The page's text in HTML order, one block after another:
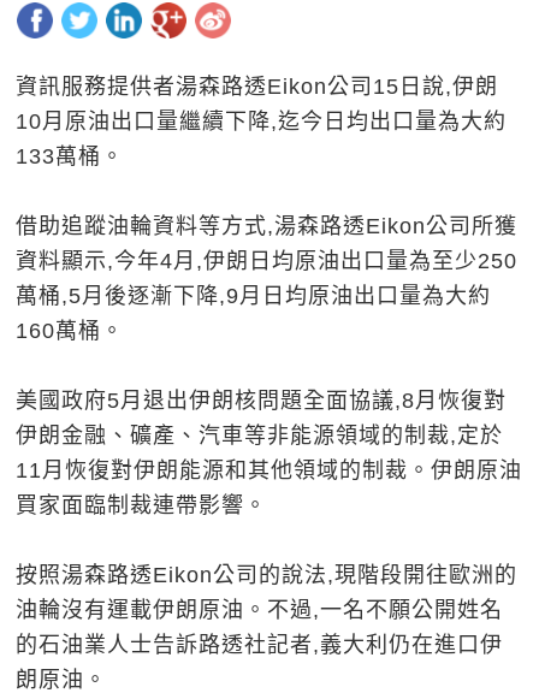
資訊服務提供者湯森路透Eikon公司15日說,伊朗
10月原油出口量繼續下降,迄今日均出口量為大約
133萬桶。
借助追蹤油輪資料等方式,湯森路透Eikon公司所獲
資料顯示,今年4月,伊朗日均原油出口量為至少250
萬桶,5月後逐漸下降,9月日均原油出口量為大約
160萬桶。
美國政府5月退出伊朗核問題全面協議,8月恢復對
伊朗金融、礦產、汽車等非能源領域的制裁,定於
11月恢復對伊朗能源和其他領域的制裁。伊朗原油
買家面臨制裁連帶影響。
按照湯森路透Eikon公司的說法,現階段開往歐洲的
油輪沒有運載伊朗原油。不過,一名不願公開姓名
的石油業人士告訴路透社記者,義大利仍在進口伊
朗原油。